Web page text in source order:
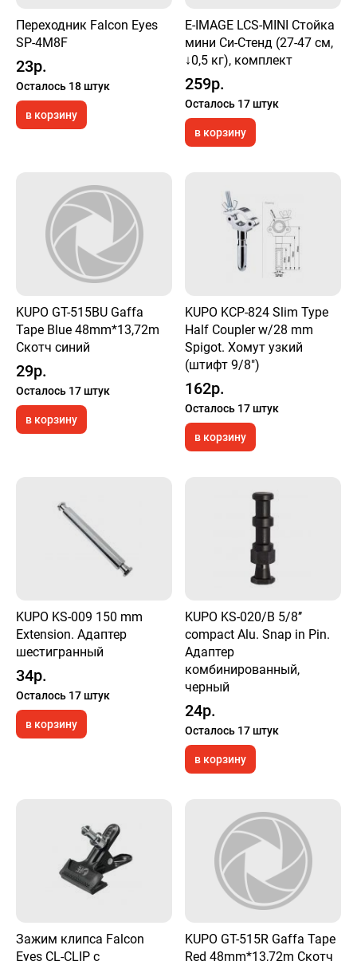
Переходник Falcon Eyes
SP-4M8F
23р.
Осталось 18 штук
в корзину
E-IMAGE LCS-MINI Стойка
мини Си-Стенд (27-47 см,
↓0,5 кг), комплект
259р.
Осталось 17 штук
в корзину
KUPO GT-515BU Gaffa
Tape Blue 48mm*13,72m
Скотч синий
29р.
Осталось 17 штук
в корзину
KUPO KCP-824 Slim Type
Half Coupler w/28 mm
Spigot. Хомут узкий
(штифт 9/8")
162р.
Осталось 17 штук
в корзину
KUPO KS-009 150 mm
Extension. Адаптер
шестигранный
34р.
Осталось 17 штук
в корзину
KUPO KS-020/B 5/8’’
compact Alu. Snap in Pin.
Адаптер
комбинированный,
черный
24р.
Осталось 17 штук
в корзину
Зажим клипса Falcon
Eyes CL-CLIP c
KUPO GT-515R Gaffa Tape
Red 48mm*13,72m Скотч